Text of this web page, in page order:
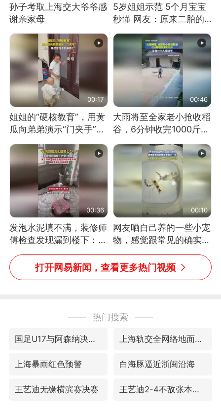
孙子考取上海交大爷爷感
谢亲家母
5岁姐姐示范 5个月宝宝
秒懂 网友：原来二胎的
快乐长这样
00:17
姐姐的“硬核教育”，用黄
瓜向弟弟演示“门夹手”，
网友：果然言传不如身
教！
00:46
大雨将至全家老小抢收稻
谷，6分钟收完1000斤，
没有一个人掉链子
00:36
发泡水泥填不满，装修师
傅检查发现漏到楼下：出
风口未延伸到外墙
00:10
网友晒自己养的一些小宠
物，感觉跟常见的确实有
些不一样
打开网易新闻，查看更多热门视频
热门搜索
国足U17与阿森纳决赛取消 并列冠军 上海轨交全网络地面高架区段限速运行
上海暴雨红色预警 白海豚逼近浙闽沿海
王艺迪无缘横滨赛决赛 王艺迪2-4不敌张本美和止步4强